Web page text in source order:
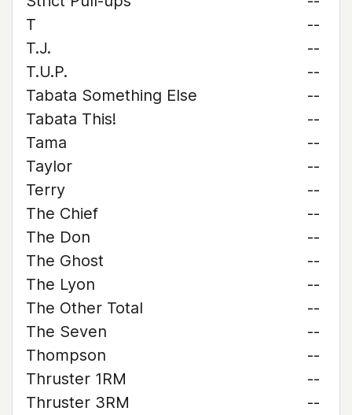
T
--
T.J.
--
T.U.P.
--
Tabata Something Else
--
Tabata This!
--
Tama
--
Taylor
--
Terry
--
The Chief
--
The Don
--
The Ghost
--
The Lyon
--
The Other Total
--
The Seven
--
Thompson
--
Thruster 1RM
--
Thruster 3RM
--